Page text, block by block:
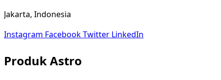
Jakarta, Indonesia
Instagram FacebookTwitter LinkedIn
Produk Astro